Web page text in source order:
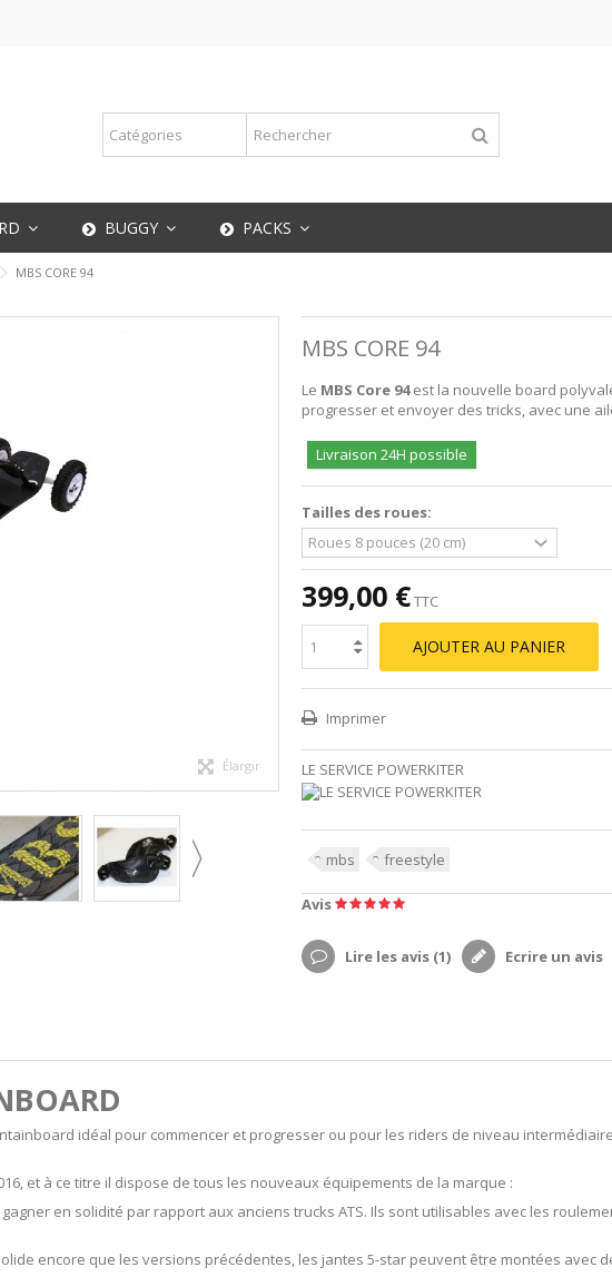
BUGGY PACKS
MBS CORE 94
Élargir
MBS CORE 94
Le MBS Core 94est la nouvelle board
progresser et envoyer des tricks, avec une
Livraison 24H possible
Tailles des roues:
399,00 €TTC
AJOUTER AU PANIER
Imprimer
LE SERVICE POWERKITER
mbs freestyle
Avis
Lire les avis (1) Ecrire un avis
idéal pour commencer et progresser ou pour les riders de niveau
et à ce titre il dispose de tous les nouveaux équipements de la marque :
en solidité par rapport aux anciens trucks ATS. Ils sont utilisables avec les
encore que les versions précédentes, les jantes 5-star peuvent être montées avec